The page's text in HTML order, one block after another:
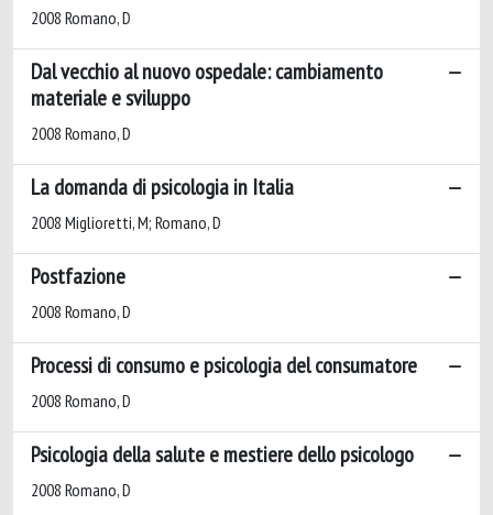
2008 Romano, D
Dal vecchio al nuovo ospedale: cambiamento
materiale e sviluppo
2008 Romano, D
La domanda di psicologia in Italia
2008 Miglioretti, M; Romano, D
Postfazione
2008 Romano, D
Processi di consumo e psicologia del consumatore
2008 Romano, D
Psicologia della salute e mestiere dello psicologo
2008 Romano, D